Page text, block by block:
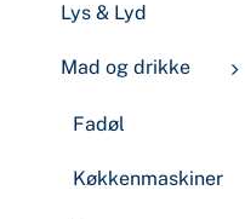
Lys & Lyd
Mad og drikke
Fadøl
Køkkenmaskiner